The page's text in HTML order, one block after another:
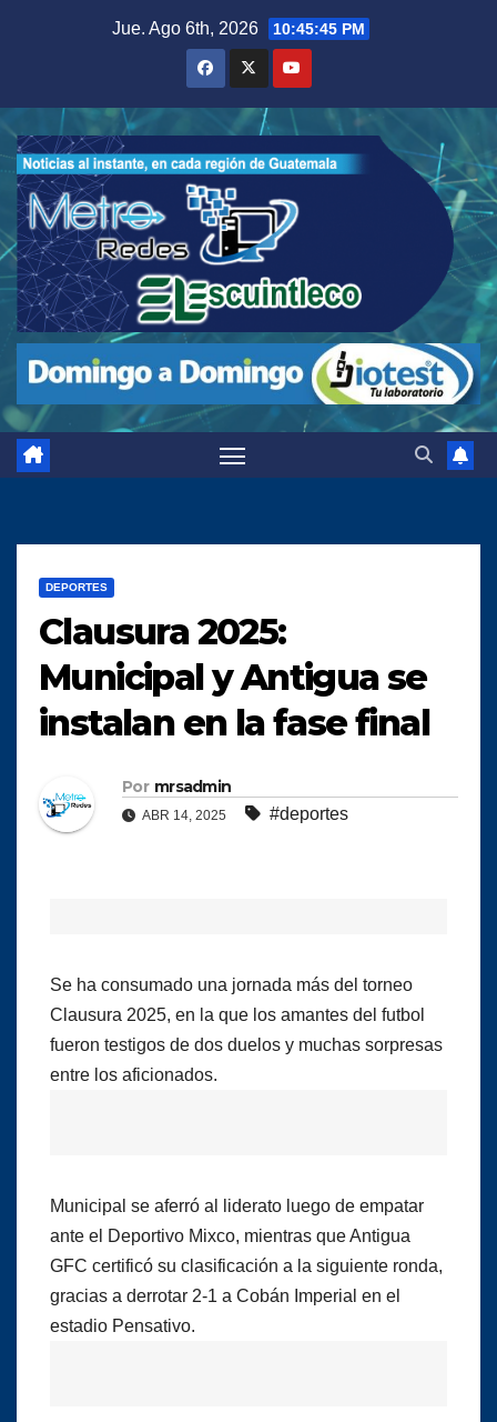
Jue. Ago 6th, 2026 10:45:46 PM
DEPORTES
Clausura 2025:
Municipal y Antigua se
instalan en la fase final
Por mrsadmin
ABR 14, 2025 #deportes
Se ha consumado una jornada más del torneo
Clausura 2025, en la que los amantes del futbol
fueron testigos de dos duelos y muchas sorpresas
entre los aficionados.
Municipal se aferró al liderato luego de empatar
ante el Deportivo Mixco, mientras que Antigua
GFC certificó su clasificación a la siguiente ronda,
gracias a derrotar 2-1 a Cobán Imperial en el
estadio Pensativo.